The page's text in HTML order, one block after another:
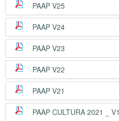
PAAP V25
PAAP V24
PAAP V23
PAAP V22
PAAP V21
PAAP CULTURA 2021 _ V1